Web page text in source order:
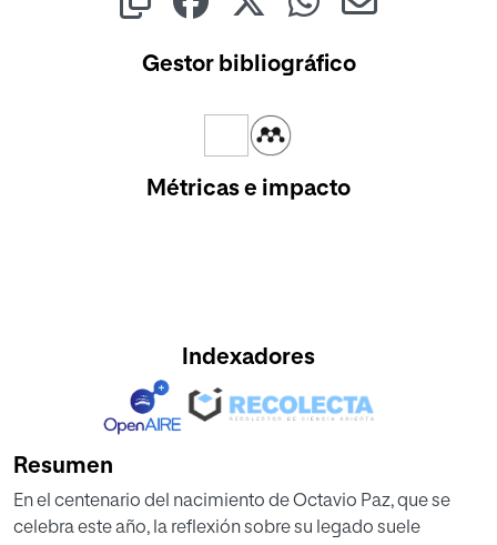
Gestor bibliográfico
Métricas e impacto
Indexadores
Resumen
En el centenario del nacimiento de Octavio Paz, que se
celebra este año, la reflexión sobre su legado suele